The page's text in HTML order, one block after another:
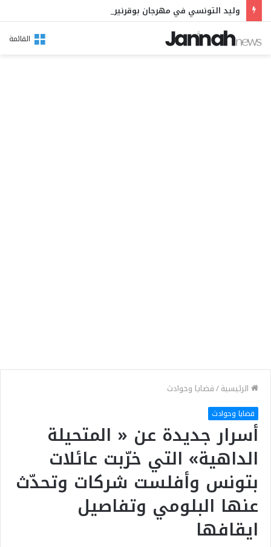
القائمة
الرئيسية/قضايا وحوادث
قضايا وحوادث
أسرار جديدة عن « المتحيلة
الداهية» التي خرّبت عائلات
بتونس وأفلست شركات وتحدّث
عنها البلومي وتفاصيل
ايقافها